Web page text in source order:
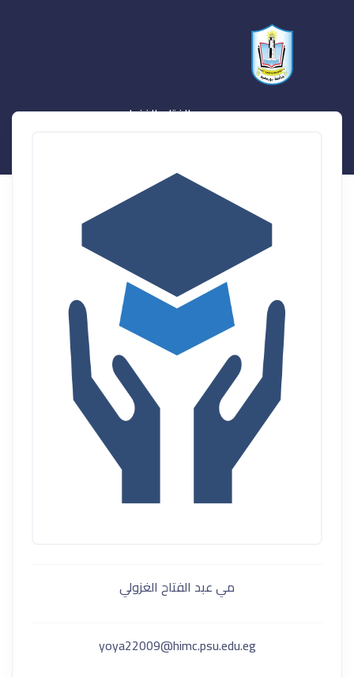
مي عبد الفتاح الغزولي
مي عبد الفتاح الغزولي
yoya22009@himc.psu.edu.eg